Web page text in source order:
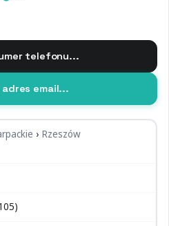
telefonu...
email...
› Rzeszów